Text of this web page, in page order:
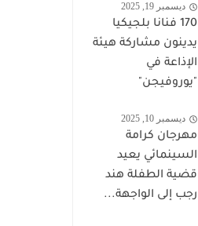
ديسمبر 19, 2025
170 فنانا بلجيكيا
يدينون مشاركة هيئة
الإذاعة في
"يوروفيجن"
ديسمبر 10, 2025
مهرجان كرامة
السينمائي يعيد
قضية الطفلة هند
رجب إلى الواجهة...